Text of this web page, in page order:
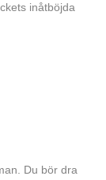
inåtböjda
Du bör dra